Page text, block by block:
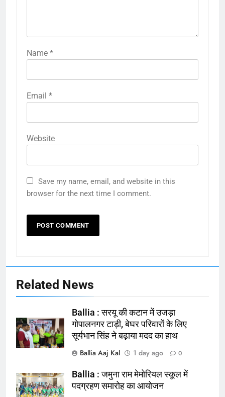
Name *
Email *
Website
Save my name, email, and website in this
browser for the next time I comment.
Related News
Ballia : सरयू की कटान में उजड़ा
गोपालनगर टाड़ी, बेघर परिवारों के लिए
सूर्यभान सिंह ने बढ़ाया मदद का हाथ
Ballia Aaj Kal
1 day ago 0
Ballia : जमुना राम मेमोरियल स्कूल में
पदग्रहण समारोह का आयोजन